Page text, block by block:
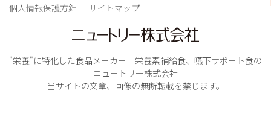
"栄養"に特化した食品メーカー 栄養素補給食、嚥下サポート食の
ニュートリー株式会社
当サイトの文章、画像の無断転載を禁じます。
個人情報保護方針 サイトマップ